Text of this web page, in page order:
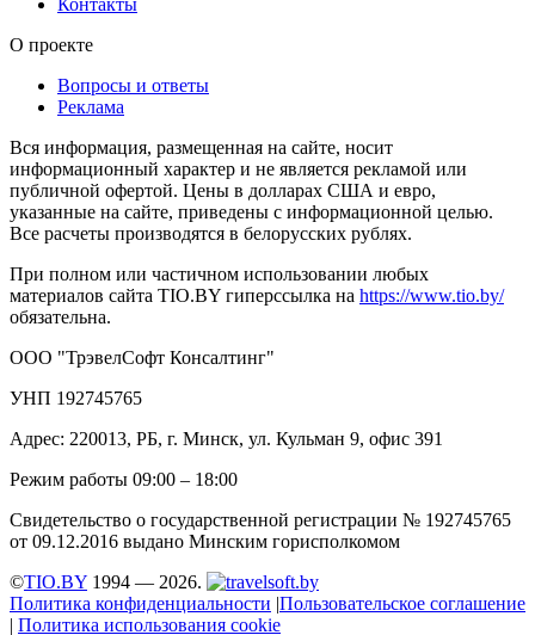
О проекте
Вопросы и ответы
Реклама
Вся информация, размещенная на сайте, носит
информационный характер и не является рекламой или
публичной офертой. Цены в долларах США и евро,
указанные на сайте, приведены с информационной целью.
Все расчеты производятся в белорусских рублях.
При полном или частичном использовании любых
материалов сайта TIO.BY гиперссылка на https://www.tio.by/
обязательна.
ООО "ТрэвелСофт Консалтинг"
УНП 192745765
Адрес: 220013, РБ, г. Минск, ул. Кульман 9, офис 391
Режим работы 09:00 – 18:00
Свидетельство о государственной регистрации № 192745765
от 09.12.2016 выдано Минским горисполкомом
©TIO.BY 1994 — 2026.
Политика конфиденциальности |Пользовательское соглашение
| Политика использования cookie